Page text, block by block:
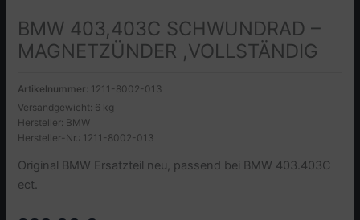
BMW 403,403C SCHWUNDRAD –
MAGNETZÜNDER ,VOLLSTÄNDIG
Artikelnummer: 1211-8002-013
Versandgewicht: 6 kg
Hersteller: BMW
Hersteller-Nr.: 1211-8002-013
Original BMW Ersatzteil neu, passend bei BMW 403.403C
ect.